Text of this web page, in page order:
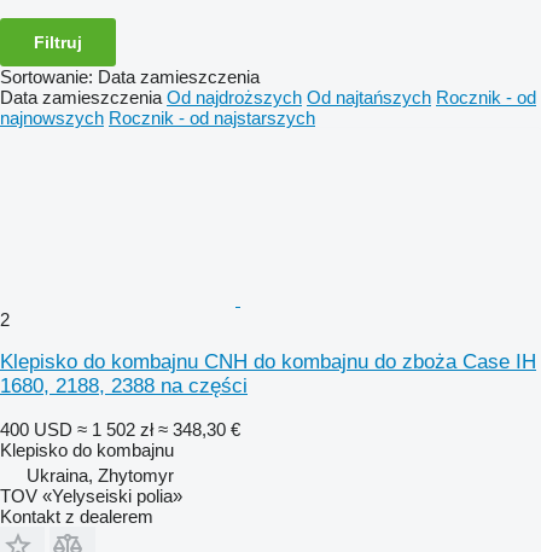
Filtruj
Sortowanie: Data zamieszczenia
Data zamieszczenia Od najdroższych Od najtańszych Rocznik - od
najnowszych Rocznik - od najstarszych
2
Klepisko do kombajnu CNH do kombajnu do zboża Case IH
1680, 2188, 2388 na części
400 USD ≈ 1 502 zł ≈ 348,30 €
Klepisko do kombajnu
Ukraina, Zhytomyr
TOV «Yelyseiski polia»
Kontakt z dealerem